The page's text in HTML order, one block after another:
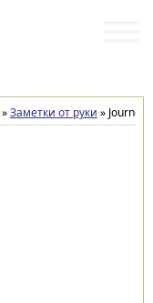
»Заметки от руки »Journey